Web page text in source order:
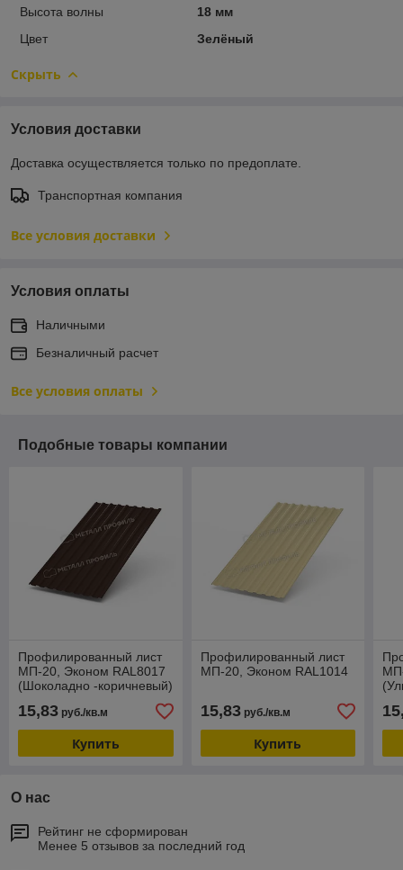
Высота волны
18 мм
Цвет
Зелёный
Скрыть
Условия доставки
Доставка осуществляется только по предоплате.
Транспортная компания
Все условия доставки
Условия оплаты
Наличными
Безналичный расчет
Все условия оплаты
Подобные товары компании
Профилированный лист
МП-20, Эконом RAL8017
(Шоколадно -коричневый)
15,83 руб./кв.м
Купить
Профилированный лист
МП-20, Эконом RAL1014
15,83руб./кв.м
Купить
О нас
Рейтинг не сформирован
Менее 5 отзывов за последний год